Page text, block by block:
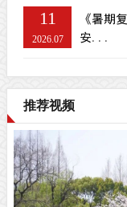
11
2026.07
《暑期
安...
推荐视频